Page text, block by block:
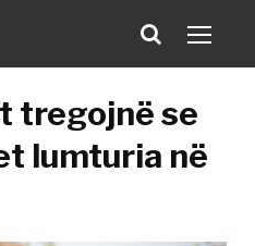
tregojnë se
lumturia në